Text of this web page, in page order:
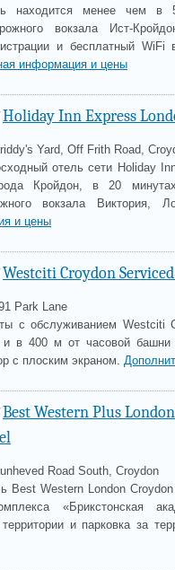
находится менее чем в
вокзала Ист-
и бесплатный
информация и цены
Holiday Inn Express
Yard, Off Frith Road,
отель сети Holiday
Кройдон, в 20
вокзала Виктория,
и цены
Westciti Croydon
Park Lane
с обслуживанием
и в 400 м от часовой
с плоским экраном.
Best Western Plus
Road South, Croydon
Best Western London
«Брикстонская
и парковка за